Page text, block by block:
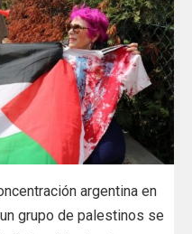
argentina en
grupo de palestinos se